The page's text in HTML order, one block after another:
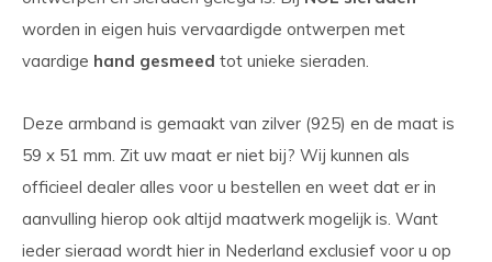
worden in eigen huis vervaardigde ontwerpen met
vaardige hand gesmeed tot unieke sieraden.
Deze armband is gemaakt van zilver (925) en de maat is
59 x 51 mm. Zit uw maat er niet bij? Wij kunnen als
officieel dealer alles voor u bestellen en weet dat er in
aanvulling hierop ook altijd maatwerk mogelijk is. Want
ieder sieraad wordt hier in Nederland exclusief voor u op